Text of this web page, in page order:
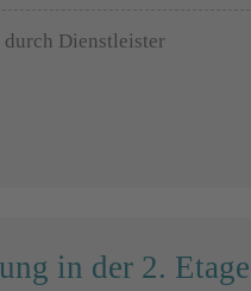
Dienstleister
in der 2.